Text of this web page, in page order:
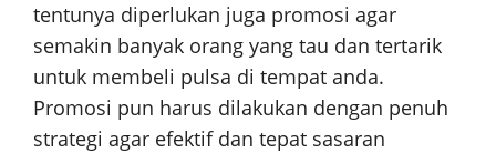
tentunya diperlukan juga promosi agar
semakin banyak orang yang tau dan tertarik
untuk membeli pulsa di tempat anda.
Promosi pun harus dilakukan dengan penuh
strategi agar efektif dan tepat sasaran